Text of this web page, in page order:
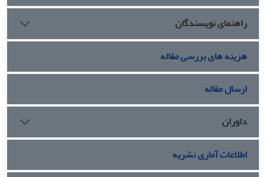
راهنمای نویسندگان
هزینه های بررسی مقاله
ارسال مقاله
داوران
اطلاعات آماری نشریه